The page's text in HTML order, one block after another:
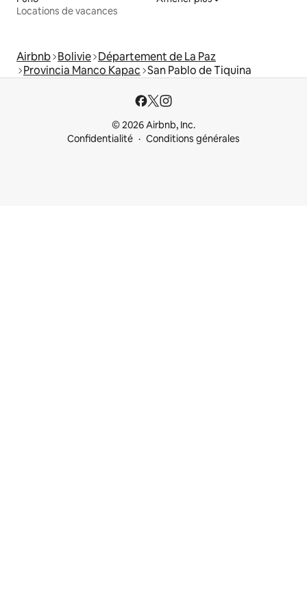
Locations de vacances
Airbnb Bolivie Département de La Paz
Provincia Manco Kapac San Pablo de Tiquina
© 2026 Airbnb, Inc.
Confidentialité
Conditions générales